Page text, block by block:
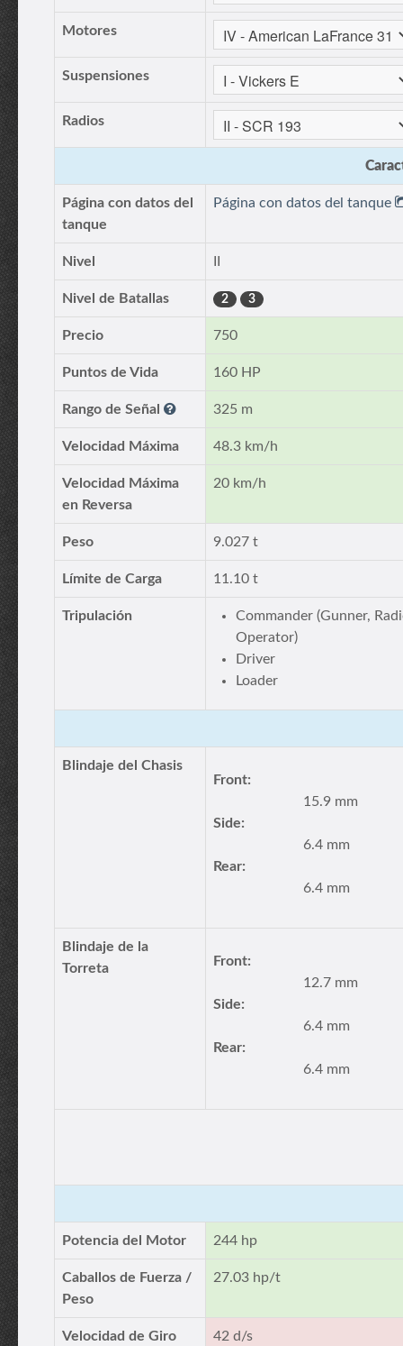
Motores
Suspensiones
Radios
Página con datos del
tanque
Página con datos del tanque
Nivel
Nivel de Batallas 2 3
Precio 750
Puntos de Vida 160 HP
Rango de Señal 325 m
Velocidad Máxima 48.3 km/h
Velocidad Máxima
en Reversa
20 km/h
Peso 9.027 t
Límite de Carga 11.10 t
Tripulación
Commander (Gunner,
Operator)
Driver
Loader
Blindaje del Chasis
Front:
15.9 mm
Side:
6.4 mm
Rear:
6.4 mm
Blindaje de la
Torreta
Front:
12.7 mm
Side:
6.4 mm
Rear:
6.4 mm
Potencia del Motor 244 hp
Caballos de Fuerza /
Peso
27.03 hp/t
Velocidad de Giro 42 d/s